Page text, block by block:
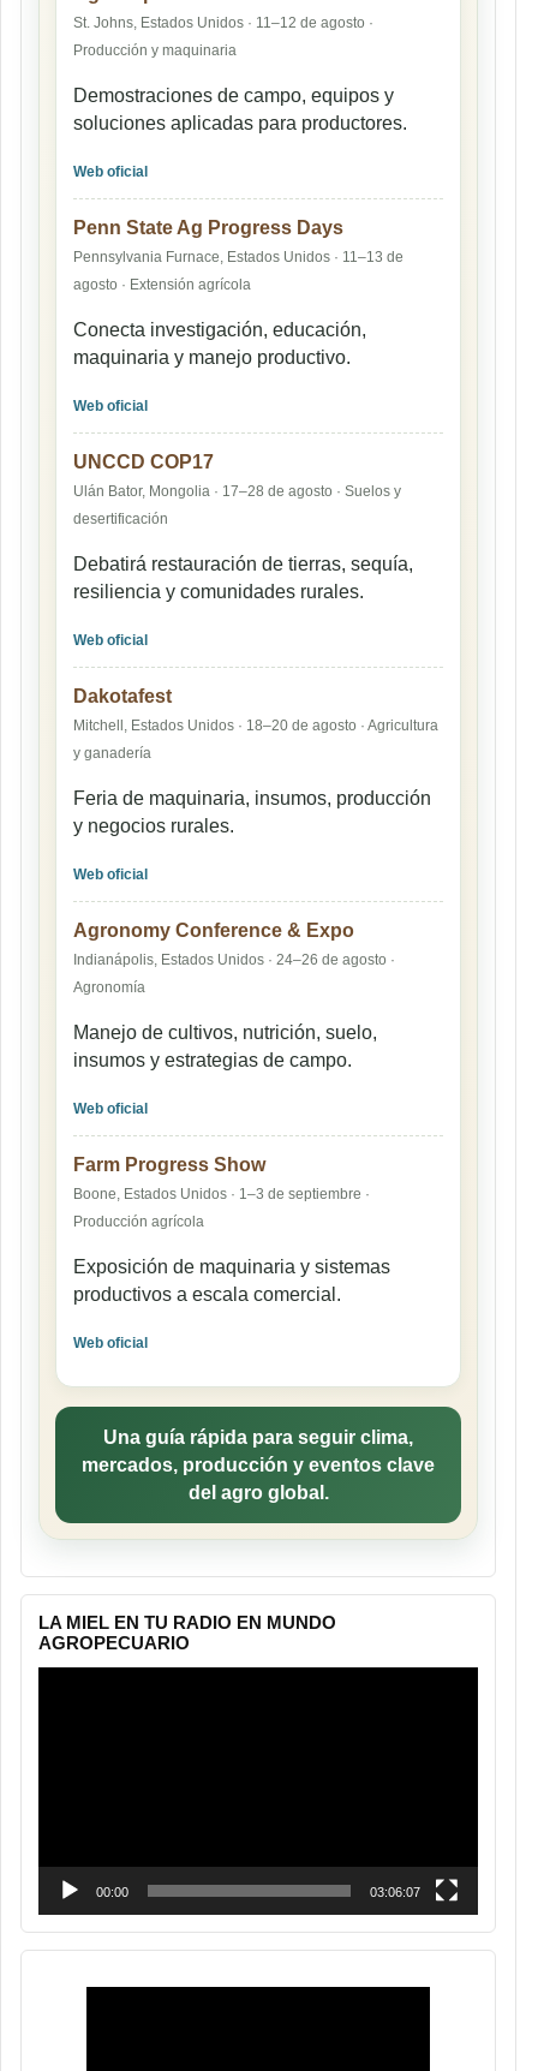
St. Johns, Estados Unidos · 11–12 de agosto ·
Producción y maquinaria
Demostraciones de campo, equipos y
soluciones aplicadas para productores.
Web oficial
Penn State Ag Progress Days
Pennsylvania Furnace, Estados Unidos · 11–13 de
agosto · Extensión agrícola
Conecta investigación, educación,
maquinaria y manejo productivo.
Web oficial
UNCCD COP17
Ulán Bator, Mongolia · 17–28 de agosto · Suelos y
desertificación
Debatirá restauración de tierras, sequía,
resiliencia y comunidades rurales.
Web oficial
Dakotafest
Mitchell, Estados Unidos · 18–20 de agosto · Agricultura
y ganadería
Feria de maquinaria, insumos, producción
y negocios rurales.
Web oficial
Agronomy Conference & Expo
Indianápolis, Estados Unidos · 24–26 de agosto ·
Agronomía
Manejo de cultivos, nutrición, suelo,
insumos y estrategias de campo.
Web oficial
Farm Progress Show
Boone, Estados Unidos · 1–3 de septiembre ·
Producción agrícola
Exposición de maquinaria y sistemas
productivos a escala comercial.
Web oficial
Una guía rápida para seguir clima,
mercados, producción y eventos clave
del agro global.
LA MIEL EN TU RADIO EN MUNDO
AGROPECUARIO
00:00 03:06:07